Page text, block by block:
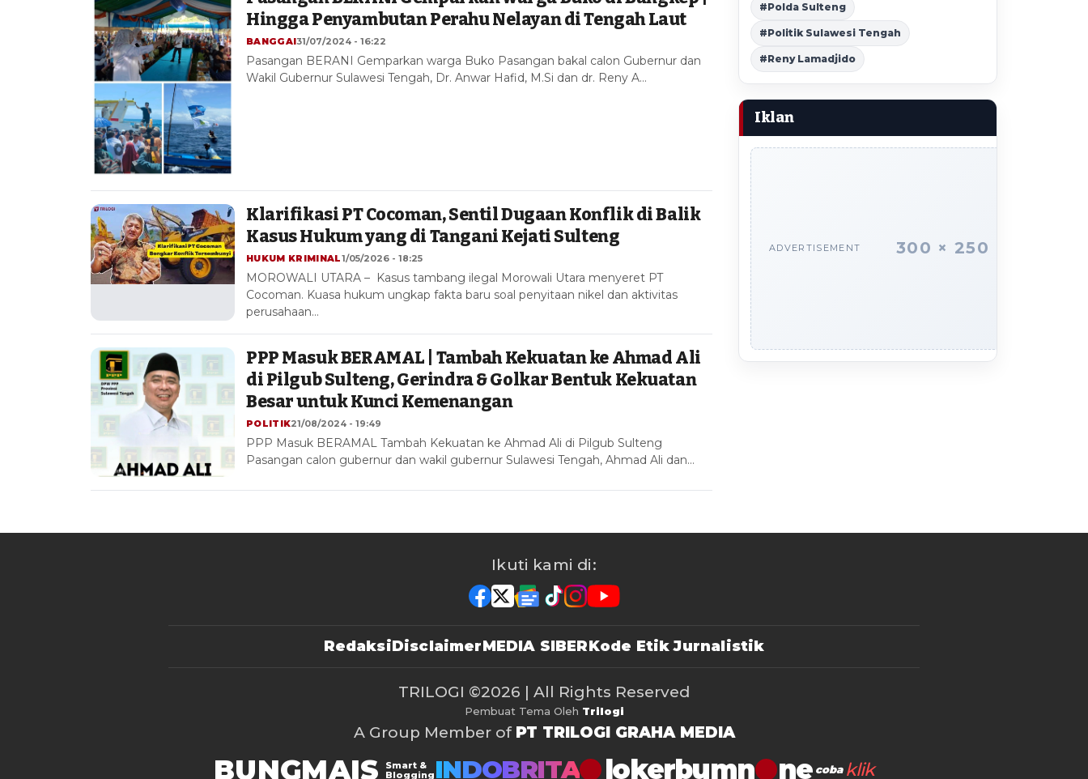
Hingga Penyambutan Perahu Nelayan di Tengah Laut
BANGGAI31/07/2024 - 16:22
Pasangan BERANI Gemparkan warga Buko Pasangan bakal calon Gubernur dan
Wakil Gubernur Sulawesi Tengah, Dr. Anwar Hafid, M.Si dan dr. Reny A…
Klarifikasi PT Cocoman, Sentil Dugaan Konflik di Balik
Kasus Hukum yang di Tangani Kejati Sulteng
HUKUM KRIMINAL1/05/2026 - 18:25
MOROWALI UTARA – Kasus tambang ilegal Morowali Utara menyeret PT
Cocoman. Kuasa hukum ungkap fakta baru soal penyitaan nikel dan aktivitas
perusahaan…
PPP Masuk BERAMAL | Tambah Kekuatan ke Ahmad Ali
di Pilgub Sulteng, Gerindra & Golkar Bentuk Kekuatan
Besar untuk Kunci Kemenangan
POLITIK21/08/2024 - 19:49
PPP Masuk BERAMAL Tambah Kekuatan ke Ahmad Ali di Pilgub Sulteng
Pasangan calon gubernur dan wakil gubernur Sulawesi Tengah, Ahmad Ali dan…
#Polda Sulteng
#Politik Sulawesi Tengah
#Reny Lamadjido
Iklan
ADVERTISEMENT 300 × 250
Ikuti kami di:
RedaksiDisclaimerMEDIA SIBERKode Etik Jurnalistik
TRILOGI ©2026 | All Rights Reserved
Pembuat Tema Oleh Trilogi
A Group Member of PT TRILOGI GRAHA MEDIA
BUNGMAIS
Smart &
Blogging INDOBRITA lokerbumn coba klik